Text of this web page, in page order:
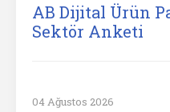
AB Dijital Ürün
Sektör Anketi
04 Ağustos 2026